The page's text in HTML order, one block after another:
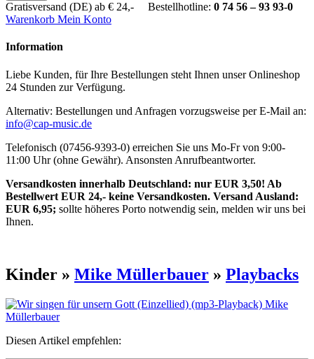
Gratisversand (DE) ab € 24,- Bestellhotline: 0 74 56 – 93 93-0
Warenkorb Mein Konto
Information
Liebe Kunden, für Ihre Bestellungen steht Ihnen unser Onlineshop
24 Stunden zur Verfügung.
Alternativ: Bestellungen und Anfragen vorzugsweise per E-Mail an:
info@cap-music.de
Telefonisch (07456-9393-0) erreichen Sie uns Mo-Fr von 9:00-
11:00 Uhr (ohne Gewähr). Ansonsten Anrufbeantworter.
Versandkosten innerhalb Deutschland: nur EUR 3,50! Ab
Bestellwert EUR 24,- keine Versandkosten. Versand Ausland:
EUR 6,95; sollte höheres Porto notwendig sein, melden wir uns bei
Ihnen.
Kinder » Mike Müllerbauer » Playbacks
Diesen Artikel empfehlen: